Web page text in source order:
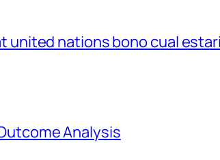
nations bono cual
Analysis